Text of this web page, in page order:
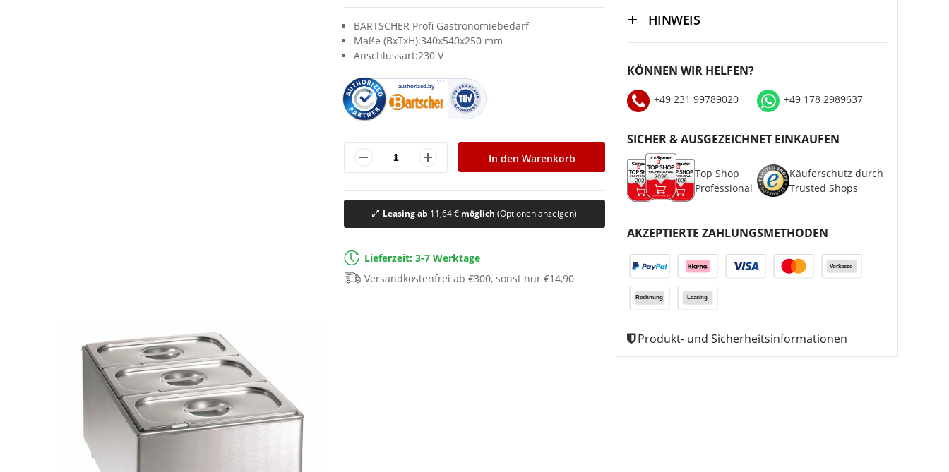
BARTSCHER Profi Gastronomiebedarf
Maße (BxTxH):340x540x250 mm
Anschlussart:230 V
In den Warenkorb
Leasing ab 11,64 € möglich (Optionen anzeigen)
Lieferzeit: 3-7 Werktage
Versandkostenfrei ab €300, sonst nur €14,90
HINWEIS
KÖNNEN WIR HELFEN?
+49 231 99789020 +49 178 2989637
SICHER & AUSGEZEICHNET EINKAUFEN
Top Shop
Professional
Käuferschutz durch
Trusted Shops
AKZEPTIERTE ZAHLUNGSMETHODEN
Produkt- und Sicherheitsinformationen